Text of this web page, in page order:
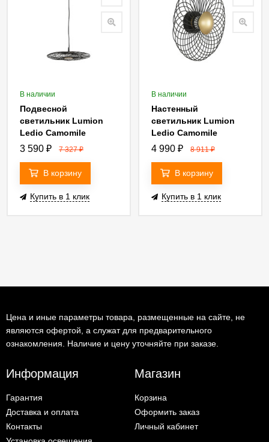
В наличии
Подвесной
светильник Lumion
Ledio Camomile
8379/9L
3 590 ₽ 7 327₽
В корзину
Купить в 1 клик
В наличии
Настенный
светильник Lumion
Ledio Camomile
8379/8WL
4 990 ₽ 8 911₽
В корзину
Купить в 1 клик
Цена и иные параметры товара, размещенные на сайте, не
являются офертой, а служат для предварительного
ознакомления. Наличие и цену уточняйте при заказе.
Информация
Гарантия
Доставка и оплата
Контакты
Магазин
Корзина
Оформить заказ
Личный кабинет